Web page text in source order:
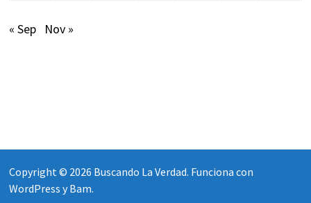
« Sep Nov »
Copyright © 2026 Buscando La Verdad. Funciona con
WordPress yBam.